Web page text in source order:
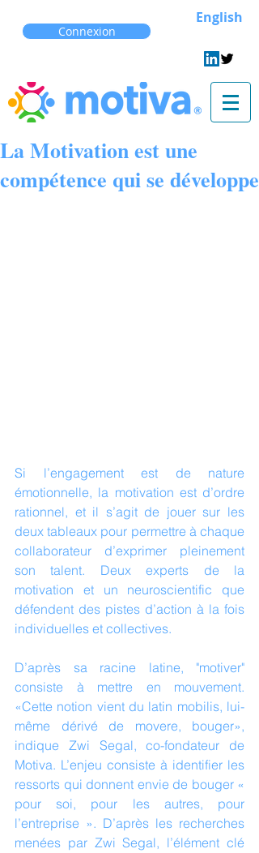
Connexion
English
La Motivation est une
compétence qui se développe
Si l’engagement est de nature
émotionnelle, la motivation est d’ordre
rationnel, et il s’agit de jouer sur les
deux tableaux pour permettre à chaque
collaborateur d’exprimer pleinement
son talent. Deux experts de la
motivation et un neuroscientific que
défendent des pistes d’action à la fois
individuelles et collectives.
D’après sa racine latine, "motiver"
consiste à mettre en mouvement.
«Cette notion vient du latin mobilis, lui-
même dérivé de movere, bouger»,
indique Zwi Segal, co-fondateur de
Motiva. L’enjeu consiste à identifier les
ressorts qui donnent envie de bouger «
pour soi, pour les autres, pour
l’entreprise ». D’après les recherches
menées par Zwi Segal, l’élément clé